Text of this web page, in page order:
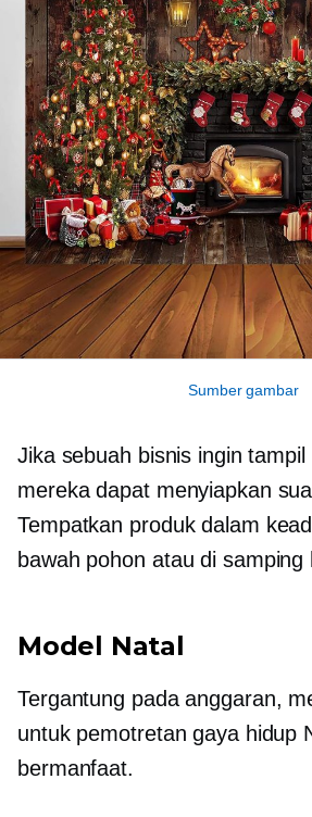
Sumber gambar
Jika sebuah bisnis ingin tampil
mereka dapat menyiapkan
Tempatkan produk dalam
bawah pohon atau di samping
Model Natal
Tergantung pada anggaran,
untuk pemotretan gaya hidup
bermanfaat.